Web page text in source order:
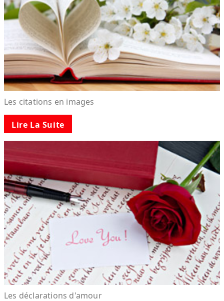
Les citations en images
Lire La Suite
Les déclarations d'amour